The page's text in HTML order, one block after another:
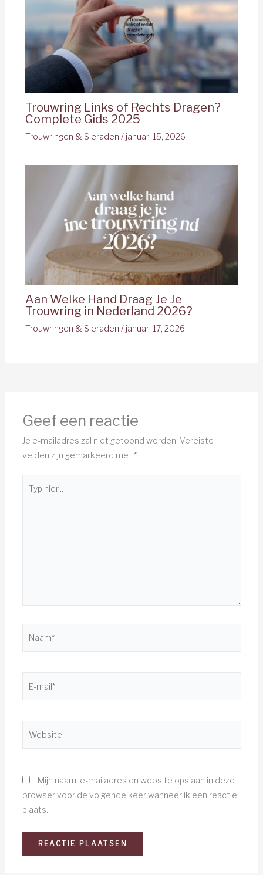
Trouwring Links of Rechts Dragen?
Complete Gids 2025
Trouwringen & Sieraden / januari 15, 2026
Aan Welke Hand Draag Je Je
Trouwring in Nederland 2026?
Trouwringen & Sieraden / januari 17, 2026
Geef een reactie
Je e-mailadres zal niet getoond worden. Vereiste
velden zijn gemarkeerd met *
hier...
Mijn naam, e-mailadres en website opslaan in deze
browser voor de volgende keer wanneer ik een reactie
plaats.